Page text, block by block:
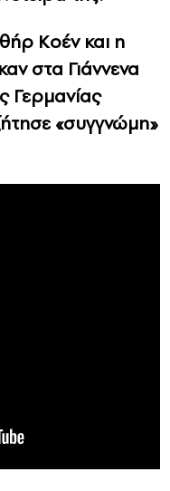
Κοέν και η
στα Γιάννενα
Γερμανίας
«συγγνώμη»